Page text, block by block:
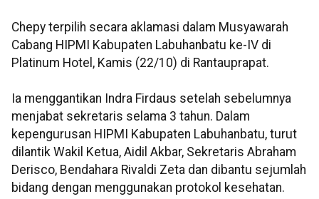
Chepy terpilih secara aklamasi dalam Musyawarah
Cabang HIPMI Kabupaten Labuhanbatu ke-IV di
Platinum Hotel, Kamis (22/10) di Rantauprapat.
Ia menggantikan Indra Firdaus setelah sebelumnya
menjabat sekretaris selama 3 tahun. Dalam
kepengurusan HIPMI Kabupaten Labuhanbatu, turut
dilantik Wakil Ketua, Aidil Akbar, Sekretaris Abraham
Derisco, Bendahara Rivaldi Zeta dan dibantu sejumlah
bidang dengan menggunakan protokol kesehatan.